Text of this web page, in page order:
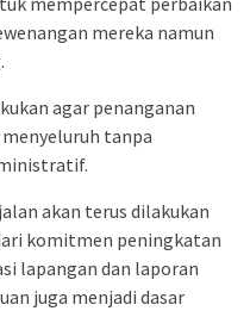
mereka namun
agar penanganan
tanpa
akan terus dilakukan
komitmen peningkatan
lapangan dan laporan
juga menjadi dasar